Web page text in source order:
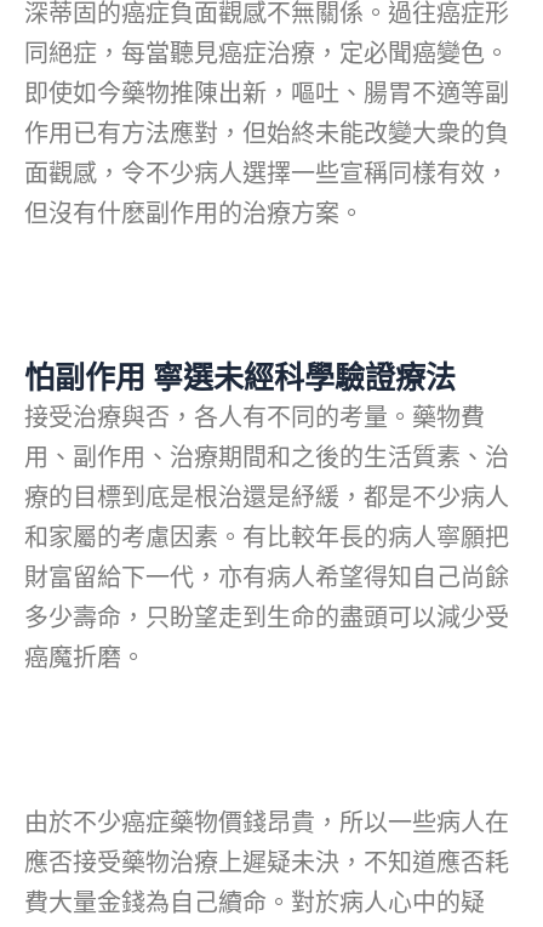
深蒂固的癌症負面觀感不無關係。過往癌症形
同絕症，每當聽見癌症治療，定必聞癌變色。
即使如今藥物推陳出新，嘔吐、腸胃不適等副
作用已有方法應對，但始終未能改變大衆的負
面觀感，令不少病人選擇一些宣稱同樣有效，
但沒有什麽副作用的治療方案。
怕副作用 寧選未經科學驗證療法
接受治療與否，各人有不同的考量。藥物費
用、副作用、治療期間和之後的生活質素、治
療的目標到底是根治還是紓緩，都是不少病人
和家屬的考慮因素。有比較年長的病人寧願把
財富留給下一代，亦有病人希望得知自己尚餘
多少壽命，只盼望走到生命的盡頭可以減少受
癌魔折磨。
由於不少癌症藥物價錢昂貴，所以一些病人在
應否接受藥物治療上遲疑未決，不知道應否耗
費大量金錢為自己續命。對於病人心中的疑